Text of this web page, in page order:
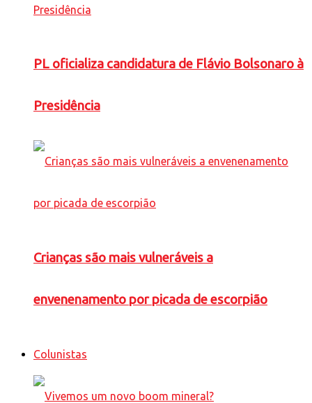
PL oficializa candidatura de Flávio Bolsonaro à
Presidência
Crianças são mais vulneráveis a
envenenamento por picada de escorpião
Colunistas